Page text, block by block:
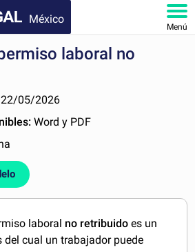
México
Menú
laboral no
22/05/2026
Word y PDF
laboral no retribuido es un
del cual un trabajador puede